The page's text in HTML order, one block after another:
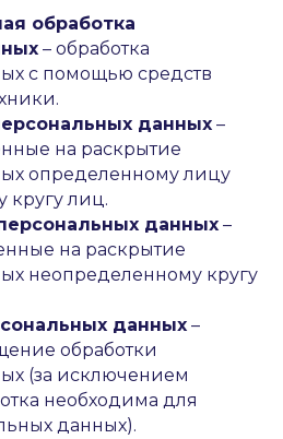
обработка
– обработка
с помощью средств
данных –
на раскрытие
определенному лицу
кругу лиц.
данных –
на раскрытие
неопределенному кругу
данных –
обработки
(за исключением
необходима для
данных).